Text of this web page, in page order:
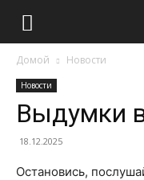
Домой Новости
Новости
Выдумки
18.12.2025
Остановись,